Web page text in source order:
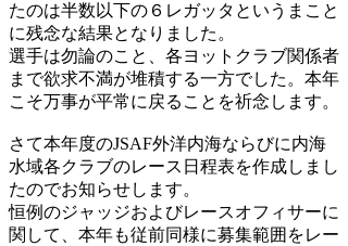
たのは半数以下の６レガッタというまこと
に残念な結果となりました。
選手は勿論のこと、各ヨットクラブ関係者
まで欲求不満が堆積する一方でした。本年
こそ万事が平常に戻ることを祈念します。
さて本年度のJSAF外洋内海ならびに内海
水域各クラブのレース日程表を作成しまし
たのでお知らせします。
恒例のジャッジおよびレースオフィサーに
関して、本年も従前同様に募集範囲をレー